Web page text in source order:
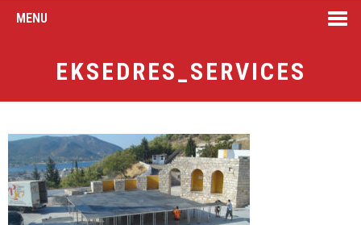
MENU
EKSEDRES_SERVICES